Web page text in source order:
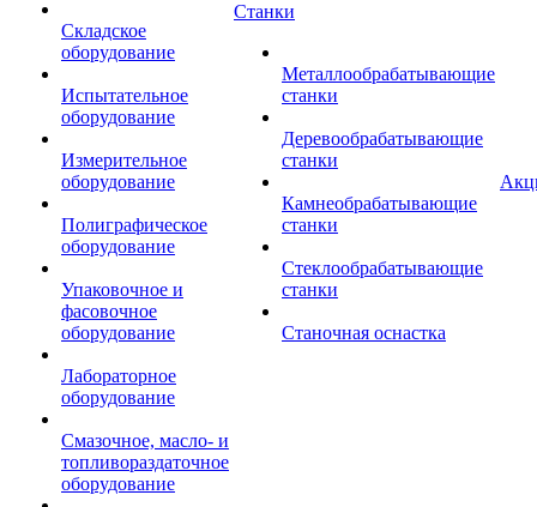
Складское
оборудование
Испытательное
оборудование
Измерительное
оборудование
Полиграфическое
оборудование
Упаковочное и
фасовочное
оборудование
Лабораторное
оборудование
Смазочное, масло- и
топливораздаточное
оборудование
Станки
Металлообрабатывающие
станки
Деревообрабатывающие
станки
Камнеобрабатывающие
станки
Стеклообрабатывающие
станки
Станочная оснастка